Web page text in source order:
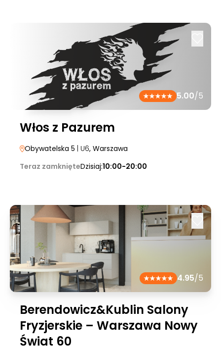
5.00/5
Włos z Pazurem
Obywatelska 5 | U6, Warszawa
Teraz zamknięteDzisiaj:10:00-20:00
4.95/5
Berendowicz&Kublin Salony
Fryzjerskie – Warszawa Nowy
Świat 60